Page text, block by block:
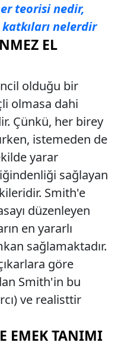
teorisi nedir,
nelerdir
EL
olduğu bir
olmasa dahi
Çünkü, her birey
istemeden de
yarar
sağlayan
Smith'e
düzenleyen
en yararlı
sağlamaktadır.
göre
Smith'in bu
ve realisttir
EMEK TANIMI